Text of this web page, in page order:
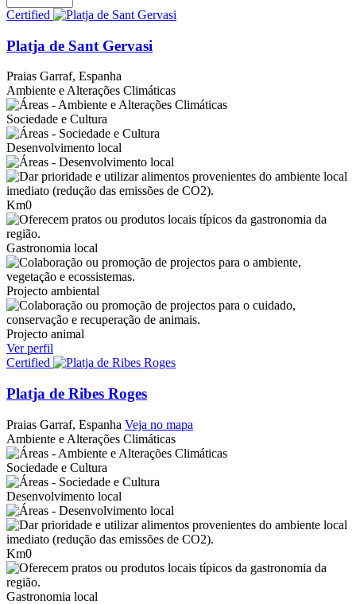
Certified
Platja de Sant Gervasi
Praias Garraf, Espanha
Ambiente e Alterações Climáticas
Sociedade e Cultura
Desenvolvimento local
Km0
Gastronomia local
Projecto ambiental
Projecto animal
Ver perfil
Certified
Platja de Ribes Roges
Praias Garraf, Espanha Veja no mapa
Ambiente e Alterações Climáticas
Sociedade e Cultura
Desenvolvimento local
Km0
Gastronomia local